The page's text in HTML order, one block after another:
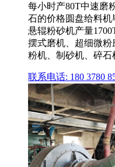
每小时产80T中速磨
石的价格圆盘给料
悬辊粉砂机产量
摆式磨机、超细微
粉机、制砂机、碎
联系电话: 180 3780